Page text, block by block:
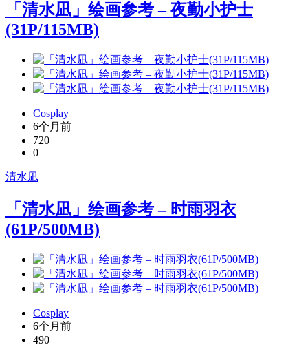
「清水凪」绘画参考 – 夜勤小护士
(31P/115MB)
Cosplay
6个月前
720
0
清水凪
「清水凪」绘画参考 – 时雨羽衣
(61P/500MB)
Cosplay
6个月前
490